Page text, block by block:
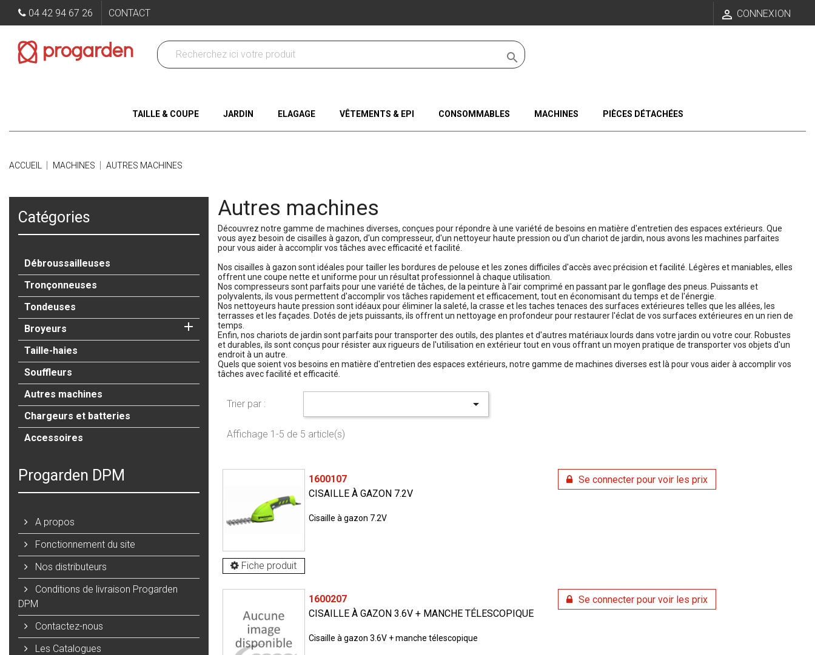
04 42 94 67 26 CONTACT  CONNEXION

TAILLE & COUPE JARDIN ELAGAGE VÊTEMENTS & EPI CONSOMMABLES MACHINES PIÈCES DÉTACHÉES
ACCUEIL MACHINES AUTRES MACHINES
Catégories
Débroussailleuses
Tronçonneuses
Tondeuses
Broyeurs

Taille-haies
Souffleurs
Autres machines
Chargeurs et batteries
Accessoires
Progarden DPM
A propos
Fonctionnement du site
Nos distributeurs
Conditions de livraison Progarden
DPM
Contactez-nous
Les Catalogues
Autres machines
Découvrez notre gamme de machines diverses, conçues pour répondre à une variété de besoins en matière d'entretien des espaces extérieurs. Que
vous ayez besoin de cisailles à gazon, d'un compresseur, d'un nettoyeur haute pression ou d'un chariot de jardin, nous avons les machines parfaites
pour vous aider à accomplir vos tâches avec efficacité et facilité.
Nos cisailles à gazon sont idéales pour tailler les bordures de pelouse et les zones difficiles d'accès avec précision et facilité. Légères et maniables, elles
offrent une coupe nette et uniforme pour un résultat professionnel à chaque utilisation.
Nos compresseurs sont parfaits pour une variété de tâches, de la peinture à l'air comprimé en passant par le gonflage des pneus. Puissants et
polyvalents, ils vous permettent d'accomplir vos tâches rapidement et efficacement, tout en économisant du temps et de l'énergie.
Nos nettoyeurs haute pression sont idéaux pour éliminer la saleté, la crasse et les taches tenaces des surfaces extérieures telles que les allées, les
terrasses et les façades. Dotés de jets puissants, ils offrent un nettoyage en profondeur pour restaurer l'éclat de vos surfaces extérieures en un rien de
temps.
Enfin, nos chariots de jardin sont parfaits pour transporter des outils, des plantes et d'autres matériaux lourds dans votre jardin ou votre cour. Robustes
et durables, ils sont conçus pour résister aux rigueurs de l'utilisation en extérieur tout en vous offrant un moyen pratique de transporter vos objets d'un
endroit à un autre.
Quels que soient vos besoins en matière d'entretien des espaces extérieurs, notre gamme de machines diverses est là pour vous aider à accomplir vos
tâches avec facilité et efficacité.
Trier par : 
Affichage 1-5 de 5 article(s)
Fiche produit
1600107
CISAILLE À GAZON 7.2V
Cisaille à gazon 7.2V
Se connecter pour voir les prix
1600207
CISAILLE À GAZON 3.6V + MANCHE TÉLESCOPIQUE
Cisaille à gazon 3.6V + manche télescopique
Se connecter pour voir les prix